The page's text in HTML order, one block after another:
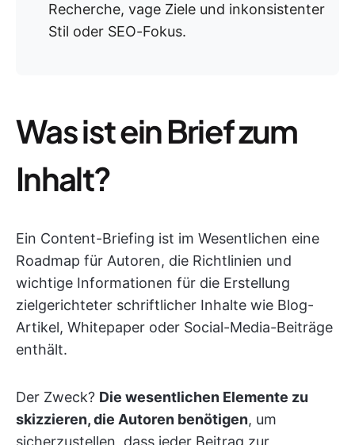
Recherche, vage Ziele und inkonsistenter
Stil oder SEO-Fokus.
Was ist ein Brief zum
Inhalt?
Ein Content-Briefing ist im Wesentlichen eine
Roadmap für Autoren, die Richtlinien und
wichtige Informationen für die Erstellung
zielgerichteter schriftlicher Inhalte wie Blog-
Artikel, Whitepaper oder Social-Media-Beiträge
enthält.
Der Zweck? Die wesentlichen Elemente zu
skizzieren, die Autoren benötigen, um
sicherzustellen, dass jeder Beitrag zur